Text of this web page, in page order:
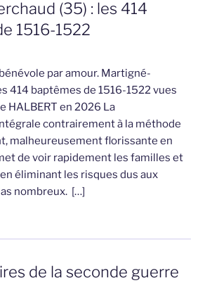
(35) : les 414
1516-1522
par amour. Martigné-
414 baptêmes de 1516-1522 vues
HALBERT en 2026 La
contrairement à la méthode
malheureusement florissante en
de voir rapidement les familles et
éliminant les risques dus aux
nombreux. […]
de la seconde guerre